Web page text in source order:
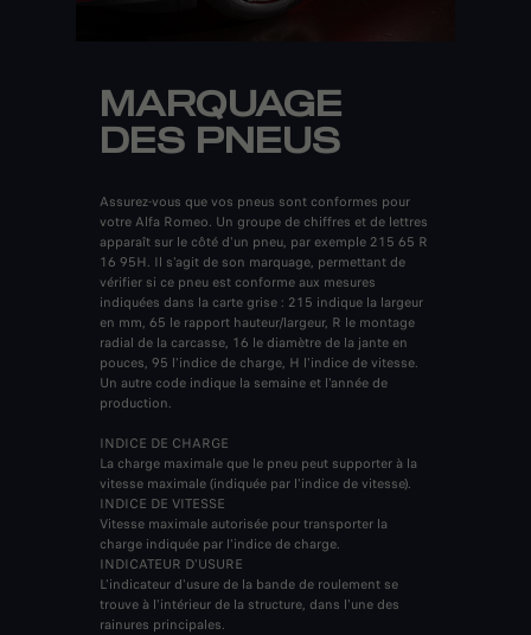
MARQUAGE
DES PNEUS
Assurez-vous que vos pneus sont conformes pour
votre Alfa Romeo. Un groupe de chiffres et de lettres
apparaît sur le côté d'un pneu, par exemple 215 65 R
16 95H. Il s'agit de son marquage, permettant de
vérifier si ce pneu est conforme aux mesures
indiquées dans la carte grise : 215 indique la largeur
en mm, 65 le rapport hauteur/largeur, R le montage
radial de la carcasse, 16 le diamètre de la jante en
pouces, 95 l'indice de charge, H l'indice de vitesse.
Un autre code indique la semaine et l'année de
production.
INDICE DE CHARGE
La charge maximale que le pneu peut supporter à la
vitesse maximale (indiquée par l'indice de vitesse).
INDICE DE VITESSE
Vitesse maximale autorisée pour transporter la
charge indiquée par l'indice de charge.
INDICATEUR D'USURE
L'indicateur d'usure de la bande de roulement se
trouve à l'intérieur de la structure, dans l'une des
rainures principales.